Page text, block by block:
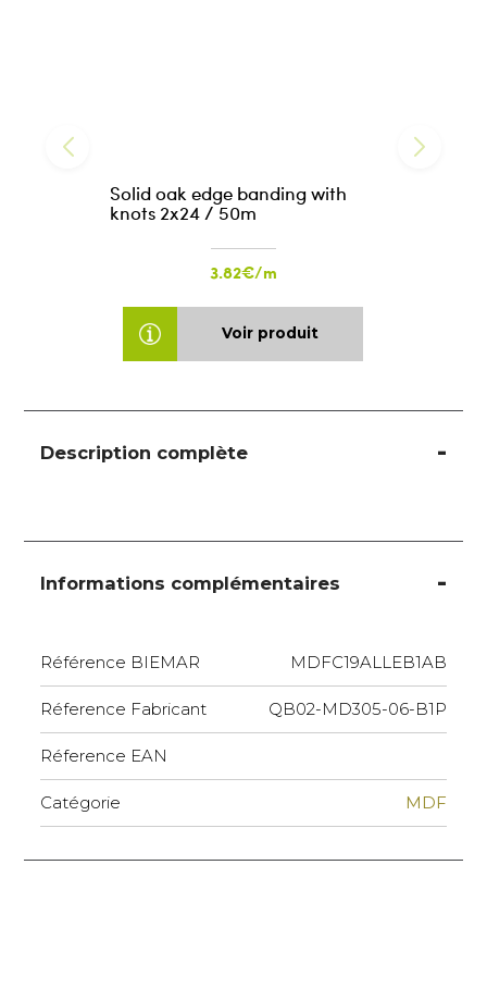
Solid oak edge banding with
knots 2x24 / 50m
3.82€/m
Voir produit
Description complète
Informations complémentaires
Référence BIEMAR MDFC19ALLEB1AB
Réference Fabricant QB02-MD305-06-B1P
Réference EAN
Catégorie MDF